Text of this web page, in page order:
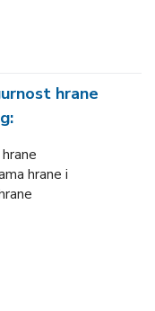
hrane
hrane i